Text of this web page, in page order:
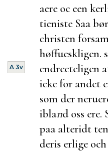
aere oc een
tieniste Saa
christen
høffueskligen.
endrecteligen
A 3v
icke for andet
som der
ibland oss ere.
paa alteridt
deris erlige